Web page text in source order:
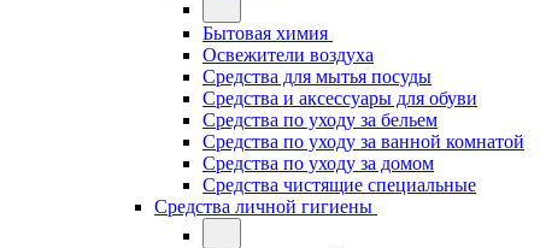
Бытовая химия
Освежители воздуха
Средства для мытья посуды
Средства и аксессуары для обуви
Средства по уходу за бельем
Средства по уходу за ванной комнатой
Средства по уходу за домом
Средства чистящие специальные
Средства личной гигиены